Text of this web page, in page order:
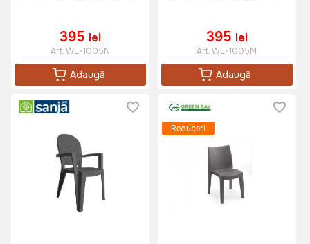
395 lei
Art:WL-1005N
Adaugă
395 lei
Art:WL-1005M
Adaugă
Reduceri